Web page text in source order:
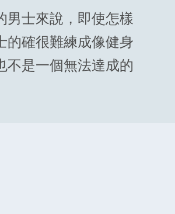
男士來說，即使怎樣
的確很難練成像健身
不是一個無法達成的